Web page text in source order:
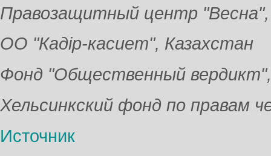
Правозащитный центр "Весна",
ОО "Кадiр-касиет", Казахстан
Фонд "Общественный
Хельсинкский фонд по правам
Источник